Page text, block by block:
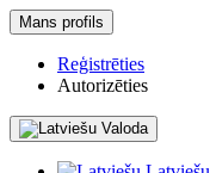
Mans profils
Reģistrēties
Autorizēties
Valoda